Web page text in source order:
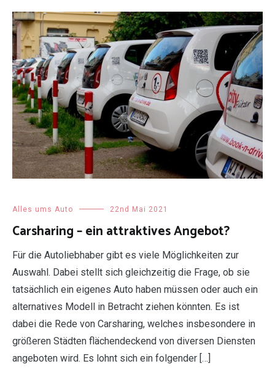
Alles ums Auto 22nd Mai 2021
Carsharing – ein attraktives Angebot?
Für die Autoliebhaber gibt es viele Möglichkeiten zur
Auswahl. Dabei stellt sich gleichzeitig die Frage, ob sie
tatsächlich ein eigenes Auto haben müssen oder auch ein
alternatives Modell in Betracht ziehen könnten. Es ist
dabei die Rede von Carsharing, welches insbesondere in
größeren Städten flächendeckend von diversen Diensten
angeboten wird. Es lohnt sich ein folgender […]